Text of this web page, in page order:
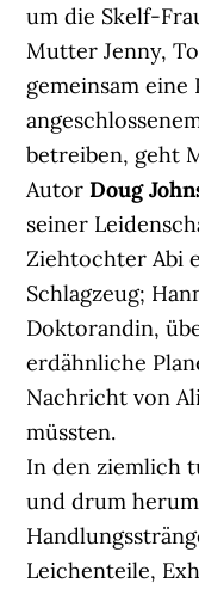
um die Skelf-
Mutter Jenny,
gemeinsam
betreiben, geht
AutorDoug
seiner
Ziehtochter Abi
Schlagzeug;
Doktorandin,
erdähnliche
Nachricht von
müssten.
In den ziemlich
und drum
Leichenteile,